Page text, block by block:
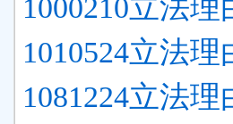
1000210立法理
1010524立法
1081224立法理